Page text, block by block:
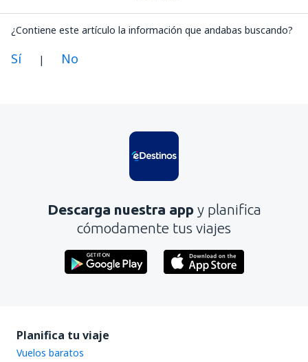
¿Contiene este artículo la información que andabas buscando?
Sí | No
Contiene información incorrecta
No profundiza en el tema
Enviar
Descarga nuestra app y planifica
cómodamente tus viajes
Planifica tu viaje
Vuelos baratos